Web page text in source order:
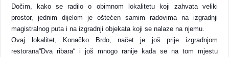
Dočim, kako se radilo o obimnom lokalitetu koji zahvata veliki
prostor, jednim dijelom je oštećen samim radovima na izgradnji
magistralnog puta i na izgradnji objekata koji se nalaze na njemu.
Ovaj lokalitet, Konačko Brdo, načet je još prije izgradnjom
restorana“Dva ribara“ i još mnogo ranije kada se na tom mjestu